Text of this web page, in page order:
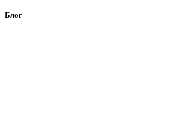
Valbella)
Блог